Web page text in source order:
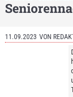
11.09.2023 VON